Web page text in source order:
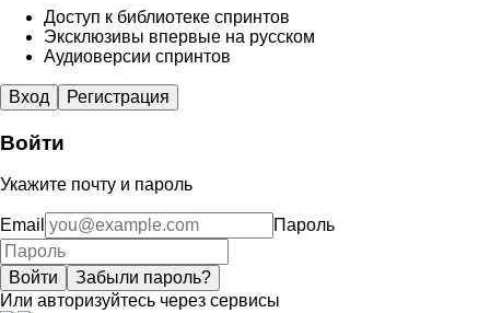
Доступ к библиотеке спринтов
Эксклюзивы впервые на русском
Аудиоверсии спринтов
Вход Регистрация
Войти
Укажите почту и пароль
Email Пароль
Войти
Забыли пароль?
Или авторизуйтесь через сервисы